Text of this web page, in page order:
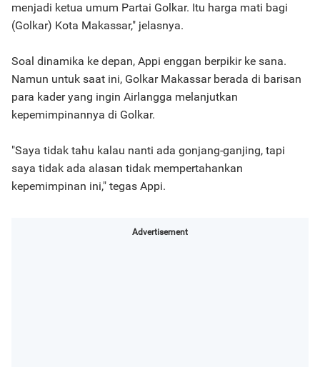
menjadi ketua umum Partai Golkar. Itu harga mati bagi
(Golkar) Kota Makassar," jelasnya.
Soal dinamika ke depan, Appi enggan berpikir ke sana.
Namun untuk saat ini, Golkar Makassar berada di barisan
para kader yang ingin Airlangga melanjutkan
kepemimpinannya di Golkar.
"Saya tidak tahu kalau nanti ada gonjang-ganjing, tapi
saya tidak ada alasan tidak mempertahankan
kepemimpinan ini," tegas Appi.
Advertisement